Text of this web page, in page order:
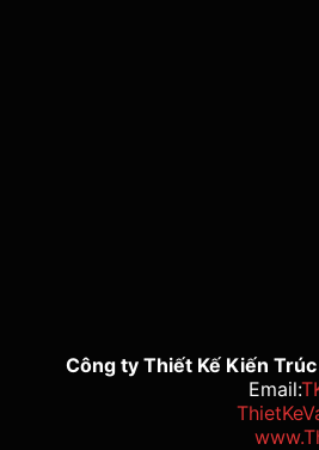
Công ty Thiết Kế Kiến
Email: